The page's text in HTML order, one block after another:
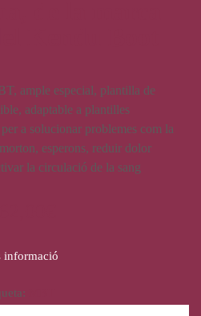
ample especial, plantilla de
adaptable a plantilles
a solucionar problemes com la
esperons, reduir dolor
la circulació de la sang
informació